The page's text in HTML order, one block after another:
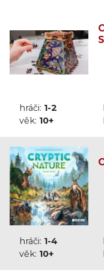
hráči: 1-2
věk: 10+
hráči: 1-4
věk: 10+